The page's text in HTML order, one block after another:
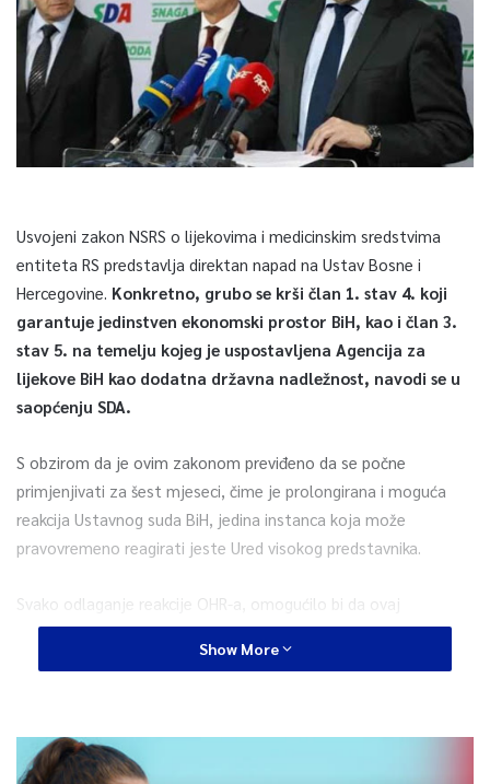
Usvojeni zakon NSRS o lijekovima i medicinskim sredstvima
entiteta RS predstavlja direktan napad na Ustav Bosne i
Hercegovine. Konkretno, grubo se krši član 1. stav 4. koji
garantuje jedinstven ekonomski prostor BiH, kao i član 3.
stav 5. na temelju kojeg je uspostavljena Agencija za
lijekove BiH kao dodatna državna nadležnost, navodi se u
saopćenju SDA.
S obzirom da je ovim zakonom previđeno da se počne
primjenjivati za šest mjeseci, čime je prolongirana i moguća
reakcija Ustavnog suda BiH, jedina instanca koja može
pravovremeno reagirati jeste Ured visokog predstavnika.
Svako odlaganje reakcije OHR-a, omogućilo bi da ovaj
unilateralni potez NSRS postigne krajnje destruktivno dejstvo,
a to je – kako je u svom saopćenju ispravno ocijenio i sam
Podsjećamo da je OHR, u sličnoj situaciji, Petritschevom
Show More